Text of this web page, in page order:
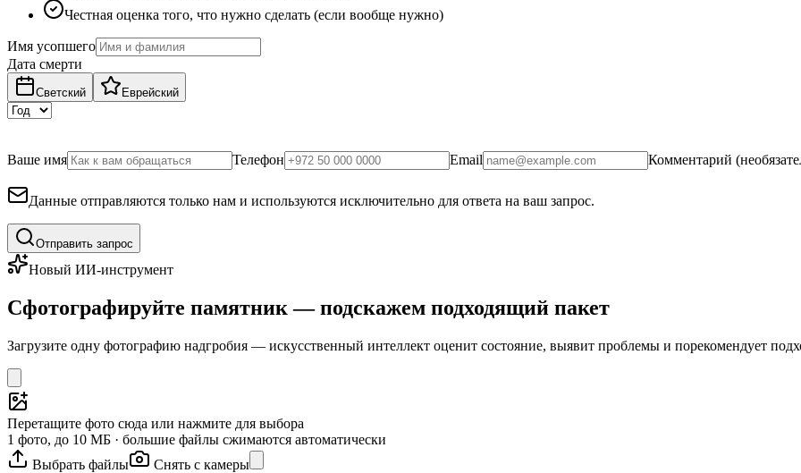
Честная оценка того, что нужно сделать (если вообще нужно)
Имя усопшего
Дата смерти
Светский Еврейский
Ваше имя Телефон Email Комментарий
Данные отправляются только нам и используются исключительно для ответа на ваш запрос.
Отправить запрос
Новый ИИ-инструмент
Сфотографируйте памятник — подскажем подходящий пакет
Загрузите одну фотографию надгробия — искусственный интеллект оценит состояние, выявит проблемы и порекомендует
Перетащите фото сюда или нажмите для выбора
1 фото, до 10 МБ · большие файлы сжимаются автоматически
Выбрать файлы
Снять с камеры